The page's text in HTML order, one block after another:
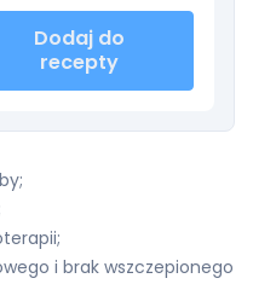
Dodaj do
recepty
i brak wszczepionego